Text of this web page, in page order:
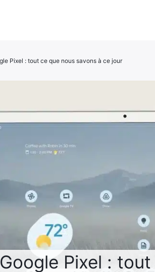
Pixel :
Pixel : tout ce que nous savons à ce jour